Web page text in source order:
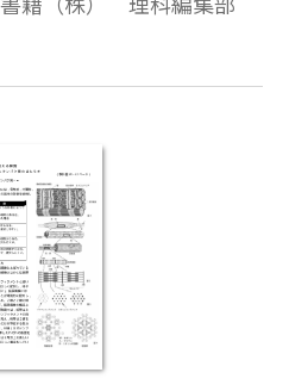
，自由に加工・編集し